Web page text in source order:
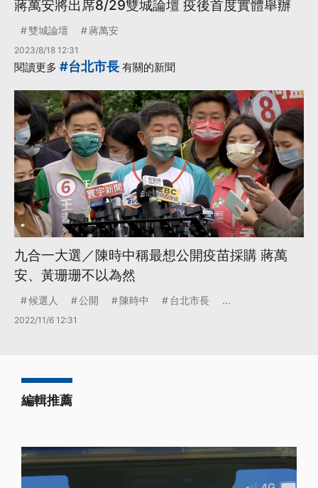
蔣萬安將出席8/29雙城論壇 疫後首度實體舉辦
雙城論壇 蔣萬安
2023/8/18 12:31
閱讀更多 #台北市長 有關的新聞
九合一大選／陳時中稱最想公開疫苗採購 蔣萬
安、黃珊珊不以為然
候選人 公開 陳時中 台北市長 ...
2022/11/6 12:31
編輯推薦